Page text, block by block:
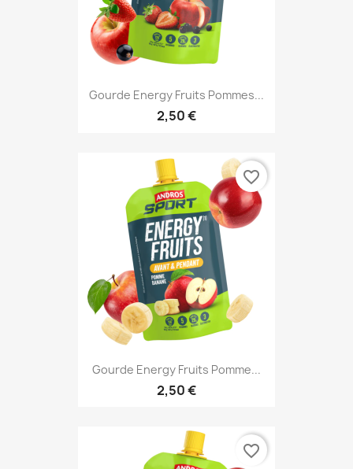
Gourde Energy Fruits Pommes...
2,50 €
Gourde Energy Fruits Pomme...
2,50 €
favorite_border
favorite_border